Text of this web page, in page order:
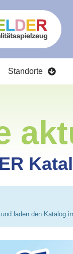
Standorte
laden den Katalog